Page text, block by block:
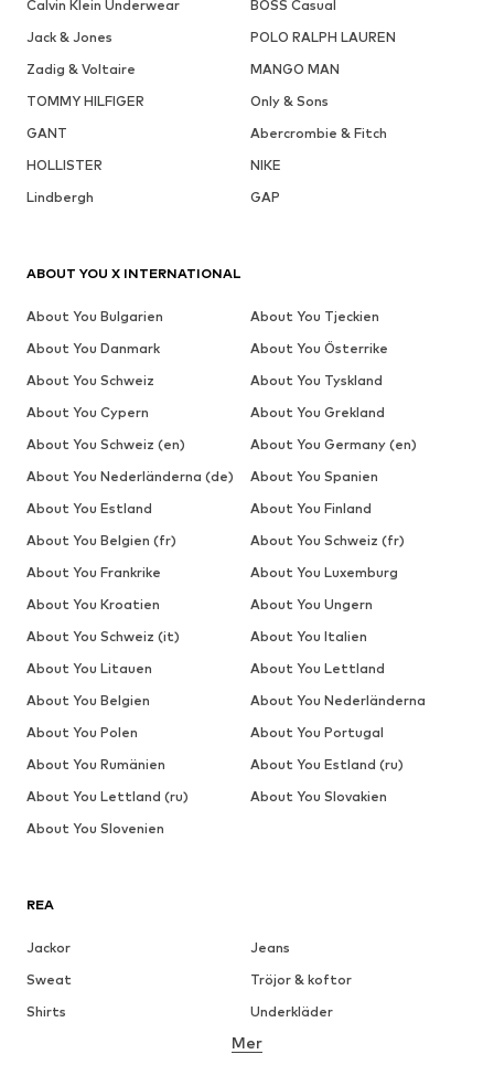
Calvin Klein Underwear
BOSS Casual
Jack & Jones
POLO RALPH LAUREN
Zadig & Voltaire
MANGO MAN
TOMMY HILFIGER
Only & Sons
GANT
Abercrombie & Fitch
HOLLISTER
NIKE
Lindbergh
GAP
REA
Jackor
Jeans
Sweat
Tröjor & koftor
Shirts
Underkläder
Skjortor
Mer
ABOUT YOU X INTERNATIONAL
About You Bulgarien
About You Tjeckien
About You Danmark
About You Österrike
About You Schweiz
About You Tyskland
About You Cypern
About You Grekland
About You Schweiz (en)
About You Germany (en)
About You Nederländerna (de)
About You Spanien
About You Estland
About You Finland
About You Belgien (fr)
About You Schweiz (fr)
About You Frankrike
About You Luxemburg
About You Kroatien
About You Ungern
About You Schweiz (it)
About You Italien
About You Litauen
About You Lettland
About You Belgien
About You Nederländerna
About You Polen
About You Portugal
About You Rumänien
About You Estland (ru)
About You Lettland (ru)
About You Slovakien
About You Slovenien